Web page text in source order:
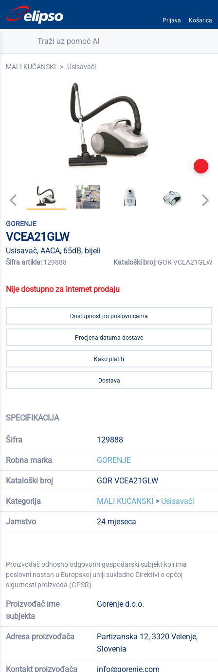
Prijava Košarica
Traži uz pomoć AI
MALI KUĆANSKI Usisavači
GORENJE
VCEA21GLW
Usisavač, AACA, 65dB, bijeli
Šifra artikla: 129888 Kataloški broj: GOR VCEA21GLW
Nije dostupno za internet prodaju
Dostupnost po poslovnicama
Procjena datuma dostave
Kako platiti
Dostava
SPECIFIKACIJA
Šifra 129888
Robna marka GORENJE
Kataloški broj GOR VCEA21GLW
Kategorija MALI KUĆANSKI > Usisavači
Jamstvo 24 mjeseca
Proizvođač odnosno odgovorni gospodarski subjekt koji ima
poslovni nastan u Europskoj uniji sukladno Direktivi o općoj
sigurnosti proizvoda (GPSR)
Proizvođač ime
subjekta
Gorenje d.o.o.
Adresa proizvođača
Partizanska 12, 3320 Velenje,
Slovenia
Kontakt proizvođača info@gorenje.com